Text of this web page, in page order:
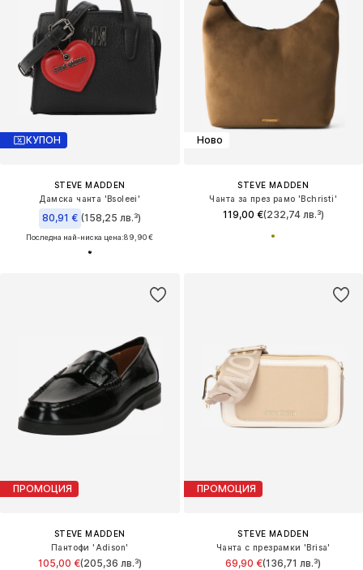
КУПОН
STEVE MADDEN
Дамска чанта 'Bsoleei'
80,91 € (158,25 лв.³)
Последна най-ниска цена:89,90 €
Ново
STEVE MADDEN
Чанта за през рамо 'Bchristi'
119,00 €(232,74 лв.³)
ПРОМОЦИЯ
STEVE MADDEN
Пантофи 'Adison'
105,00 €(205,36 лв.³)
ПРОМОЦИЯ
STEVE MADDEN
Чанта с презрамки 'Brisa'
69,90 €(136,71 лв.³)